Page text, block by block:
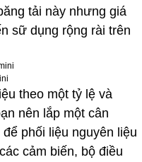
tải này nhưng giá
sữ dụng rộng rài trên
theo một tỷ lệ và
nên lắp một cân
phối liệu nguyên liệu
cảm biến, bộ điều